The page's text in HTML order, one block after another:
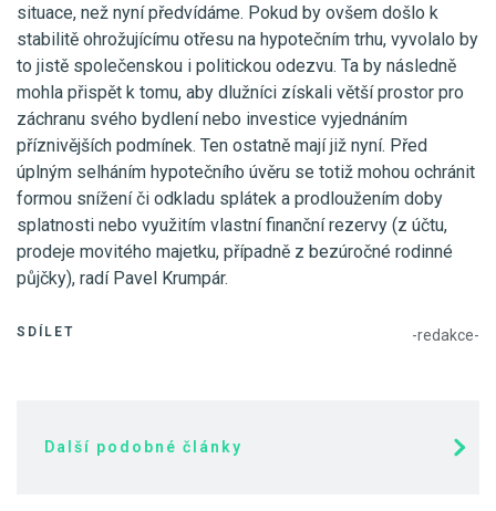
situace, než nyní předvídáme. Pokud by ovšem došlo k
stabilitě ohrožujícímu otřesu na hypotečním trhu, vyvolalo by
to jistě společenskou i politickou odezvu. Ta by následně
mohla přispět k tomu, aby dlužníci získali větší prostor pro
záchranu svého bydlení nebo investice vyjednáním
příznivějších podmínek. Ten ostatně mají již nyní. Před
úplným selháním hypotečního úvěru se totiž mohou ochránit
formou snížení či odkladu splátek a prodloužením doby
splatnosti nebo využitím vlastní finanční rezervy (z účtu,
prodeje movitého majetku, případně z bezúročné rodinné
půjčky), radí Pavel Krumpár.
-redakce-
SDÍLET
Další podobné články